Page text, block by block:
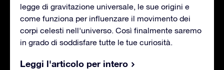
legge di gravitazione universale, le sue origini e
come funziona per influenzare il movimento dei
corpi celesti nell'universo. Così finalmente saremo
in grado di soddisfare tutte le tue curiosità.
Leggi l'articolo per intero